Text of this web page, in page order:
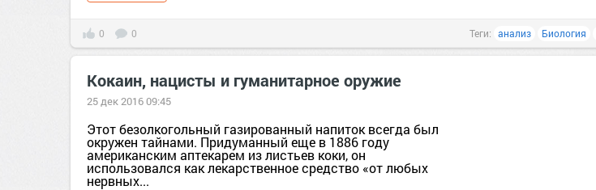
0 0 Теги: анализ Биология
Кокаин, нацисты и гуманитарное оружие
25 дек 2016 09:45
Этот безолкогольный газированный напиток всегда был
окружен тайнами. Придуманный еще в 1886 году
американским аптекарем из листьев коки, он
использовался как лекарственное средство «от любых
нервных...